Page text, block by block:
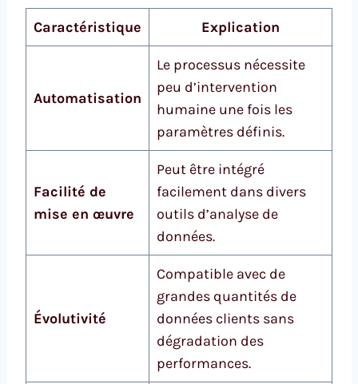
Caractéristique Explication
Automatisation
Le processus nécessite
peu d’intervention
humaine une fois les
paramètres définis.
Facilité de
mise en œuvre
Peut être intégré
facilement dans divers
outils d’analyse de
données.
Évolutivité
Compatible avec de
grandes quantités de
données clients sans
dégradation des
performances.